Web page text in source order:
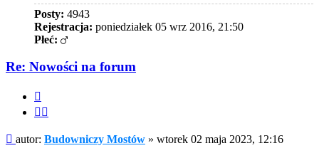
Posty: 4943
Rejestracja: poniedziałek 05 wrz 2016, 21:50
Płeć:
Re: Nowości na forum
Post
autor: Budowniczy Mostów » wtorek 02 maja 2023, 12:16